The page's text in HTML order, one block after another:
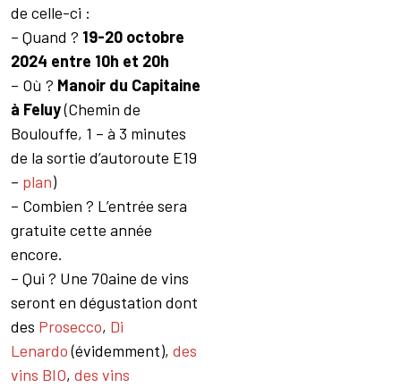
de celle-ci :
– Quand ? 19-20 octobre
2024 entre 10h et 20h
– Où ? Manoir du Capitaine
à Feluy(Chemin de
Boulouffe, 1 – à 3 minutes
de la sortie d’autoroute E19
– plan)
– Combien ? L’entrée sera
gratuite cette année
encore.
– Qui ? Une 70aine de vins
seront en dégustation dont
des Prosecco, Di
Lenardo(évidemment), des
vins BIO, des vins